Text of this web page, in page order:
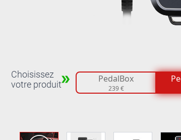
Choisissez
votre produit
PedalBox
239 €